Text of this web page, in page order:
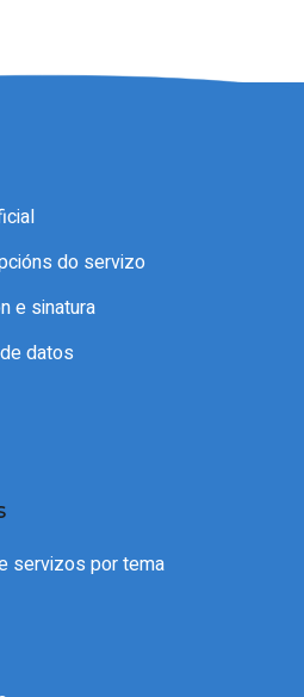
do servizo
e sinatura
datos
servizos por tema